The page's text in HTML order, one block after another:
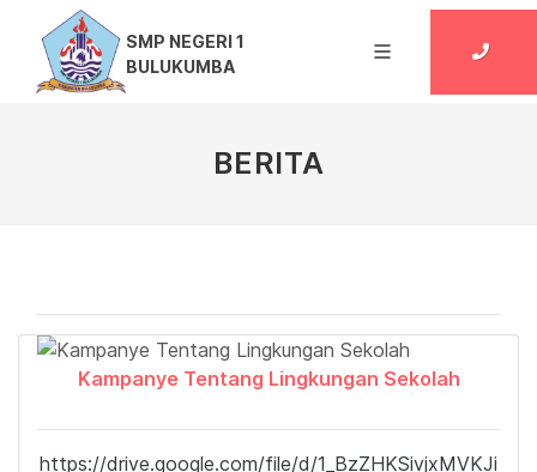
SMP NEGERI 1
BULUKUMBA
BERITA
Kampanye Tentang Lingkungan Sekolah
https://drive.google.com/file/d/1_BzZHKSivjxMVKJi